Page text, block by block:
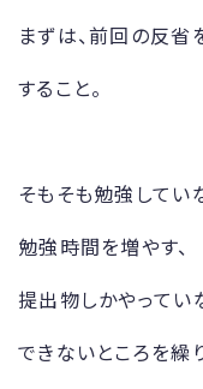
まずは、前回の反省
すること。
そもそも勉強してい
勉強時間を増やす、
提出物しかやってい
できないところを繰